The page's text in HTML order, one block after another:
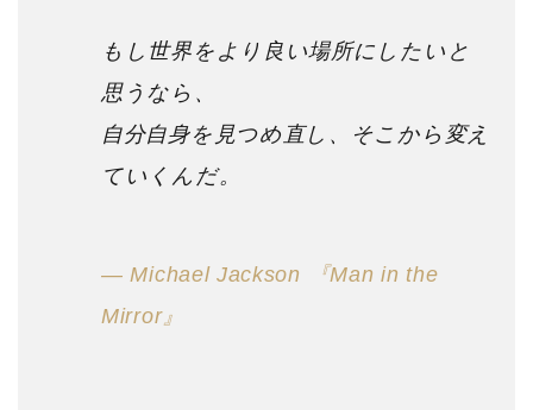
もし世界をより良い場所にしたいと
思うなら、
自分自身を見つめ直し、そこから変え
ていくんだ。
― Michael Jackson 『Man in the
Mirror』